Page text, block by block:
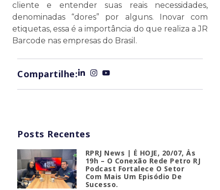
cliente e entender suas reais necessidades,
denominadas “dores” por alguns. Inovar com
etiquetas, essa é a importância do que realiza a JR
Barcode nas empresas do Brasil.
Compartilhe:
Posts Recentes
RPRJ News | É HOJE, 20/07, Às
19h – O Conexão Rede Petro RJ
Podcast Fortalece O Setor
Com Mais Um Episódio De
Sucesso.